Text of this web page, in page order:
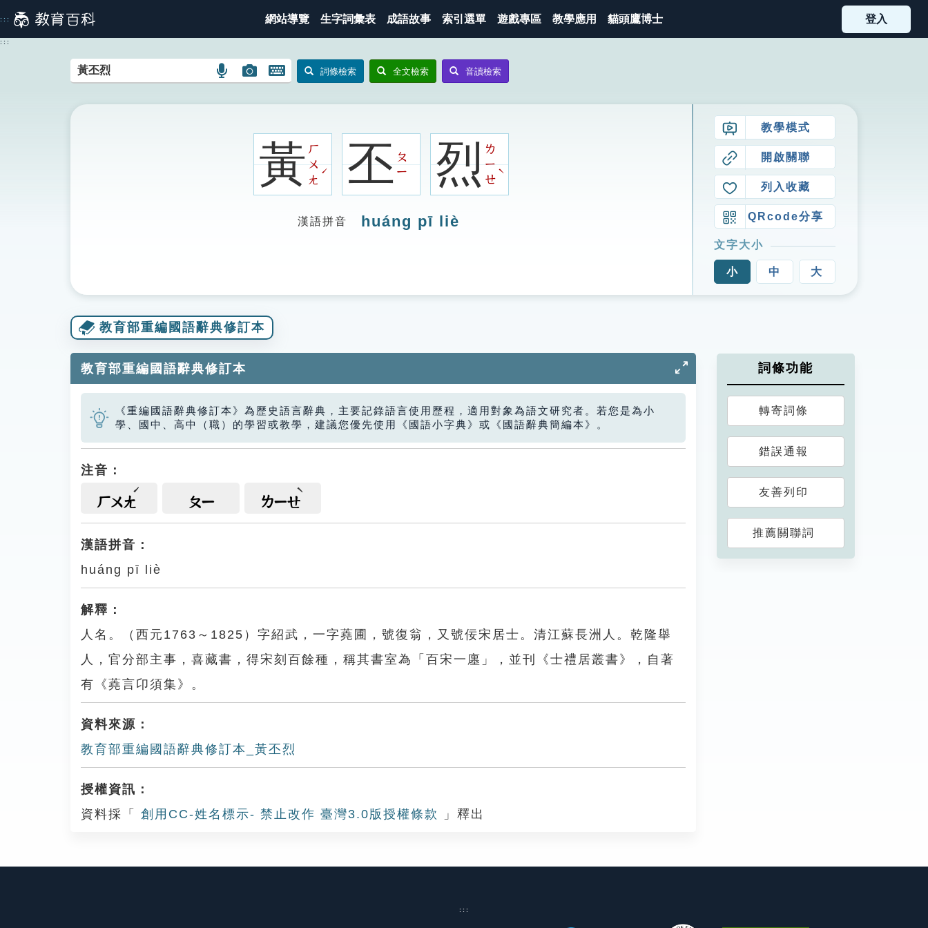
到
主
::: 網站導覽 生字詞彙表 成語故事 索引選單 遊戲專區 教學應用 貓頭鷹博士 登入
:::
語
搜
圖
搜
圖
開
鍵
圖
示
詞條檢索 全文檢索 音讀檢索
黃ㄏ
ㄨ
ㄤ
ˊ 丕ㄆ
ㄧ
烈ㄌ
ㄧ
ㄝ
ˋ
漢語拼音 huáng pī liè
教學模式
開啟關聯
列入收藏
QRcode分享
文字大小
小 中 大
教育部重編國語辭典修訂本
教育部重編國語辭典修訂本
《重編國語辭典修訂本》為歷史語言辭典，主要記錄語言使用歷程，適用對象為語文研究者。若您是為小
學、國中、高中（職）的學習或教學，建議您優先使用《國語小字典》或《國語辭典簡編本》。
注音：
ㄏㄨㄤ ㄆㄧ ㄌㄧㄝ
漢語拼音：
huáng pī liè
解釋：
人名。（西元1763～1825）字紹武，一字蕘圃，號復翁，又號佞宋居士。清江蘇長洲人。乾隆舉
人，官分部主事，喜藏書，得宋刻百餘種，稱其書室為「百宋一廛」，並刊《士禮居叢書》，自著
有《蕘言卬須集》。
資料來源：
教育部重編國語辭典修訂本_黃丕烈
授權資訊：
資料採「
創用CC-姓名標示- 禁止改作 臺灣3.0版授權條款 」釋出
詞條功能
轉寄詞條
錯誤通報
友善列印
推薦關聯詞
:::